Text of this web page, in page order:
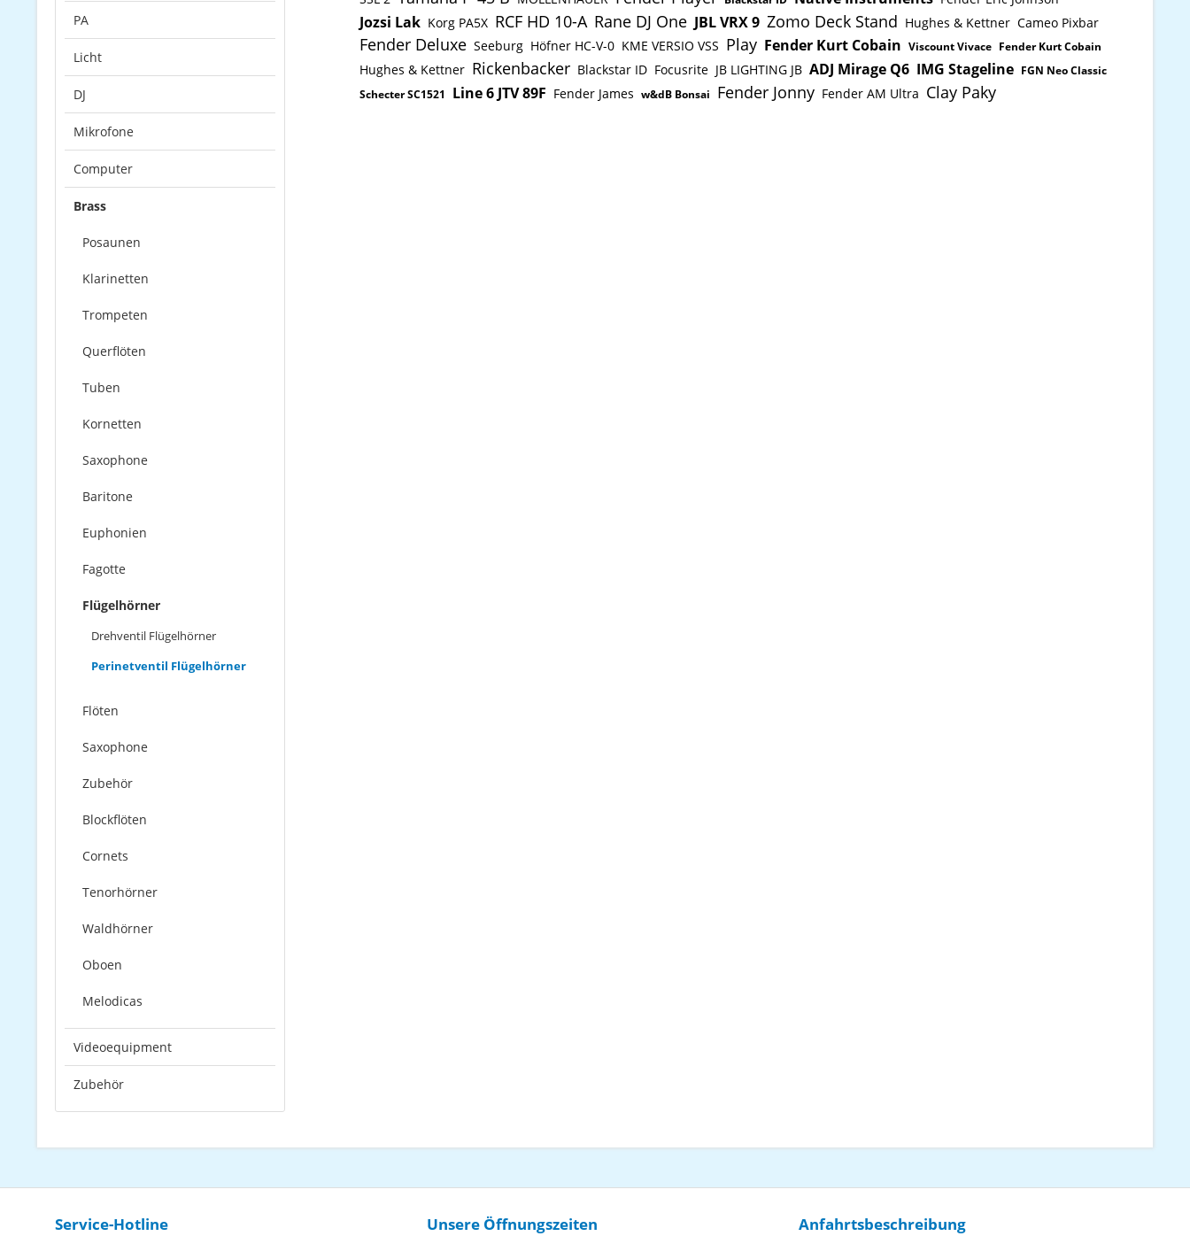
PA
Licht
DJ
Mikrofone
Computer
Brass
Posaunen
Klarinetten
Trompeten
Querflöten
Tuben
Kornetten
Saxophone
Baritone
Euphonien
Fagotte
Flügelhörner
Drehventil Flügelhörner
Perinetventil Flügelhörner
Flöten
Saxophone
Zubehör
Blockflöten
Cornets
Tenorhörner
Waldhörner
Oboen
Melodicas
Videoequipment
Zubehör
Jozsi Lak Korg PA5X RCF HD 10-A Rane DJ One JBL VRX 9 Zomo Deck Stand Hughes & Kettner Cameo Pixbar
Fender Deluxe Seeburg Höfner HC-V-0 KME VERSIO VSS Play Fender Kurt Cobain Viscount Vivace Fender Kurt Cobain
Hughes & Kettner Rickenbacker Blackstar ID Focusrite JB LIGHTING JB ADJ Mirage Q6 IMG Stageline FGN Neo Classic
Schecter SC1521
Line 6 JTV 89F Fender James w&dB Bonsai Fender Jonny Fender AM Ultra Clay Paky
Service-Hotline Unsere Öffnungszeiten Anfahrtsbeschreibung